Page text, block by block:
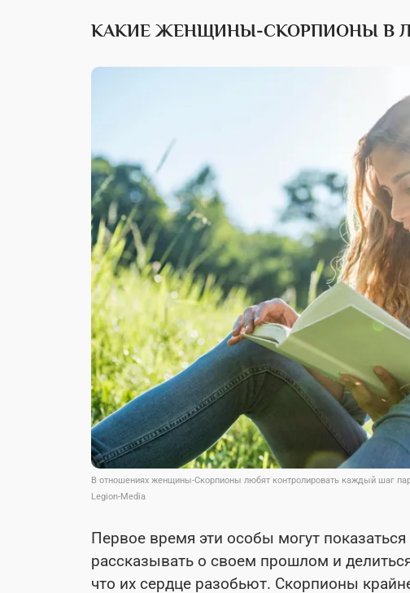
КАКИЕ ЖЕНЩИНЫ-СКОРПИОНЫ В
В отношениях женщины-Скорпионы любят контролировать каждый шаг
Legion-Media
Первое время эти особы могут
рассказывать о своем прошлом и
что их сердце разобьют. Скорпионы